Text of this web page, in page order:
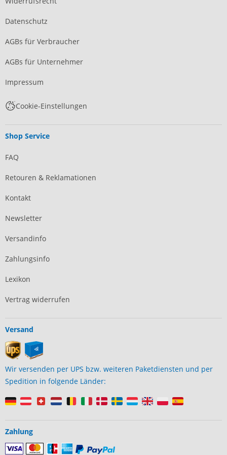
Datenschutz
AGBs für Verbraucher
AGBs für Unternehmer
Impressum
Cookie-Einstellungen
Shop Service
FAQ
Retouren & Reklamationen
Kontakt
Newsletter
Versandinfo
Zahlungsinfo
Lexikon
Vertrag widerrufen
Versand
Wir versenden per UPS bzw. weiteren Paketdiensten und per
Spedition in folgende Länder:
Zahlung